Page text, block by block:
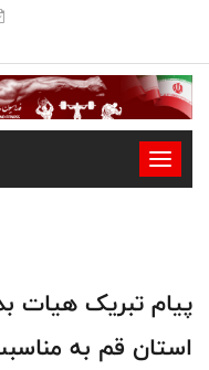
-
-
-
پیام تبریک هیات
استان قم به